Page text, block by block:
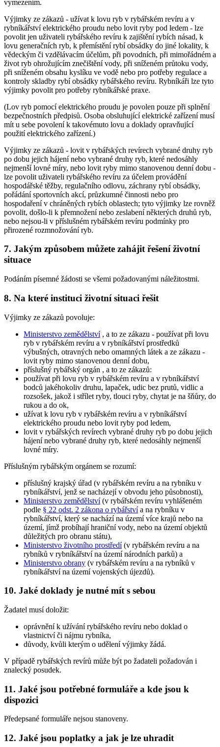
vymezením.
Výjimky ze zákazů - užívat k lovu ryb v rybářském revíru a v
rybníkářství elektrického proudu nebo lovit ryby pod ledem - lze
povolit jen uživateli rybářského revíru k zajištění rybích násad, k
lovu generačních ryb, k přemístění rybí obsádky do jiné lokality, k
vědeckým či vzdělávacím účelům, při povodních, při mimořádném a
život ryb ohrožujícím znečištění vody, při sníženém průtoku vody,
při sníženém obsahu kyslíku ve vodě nebo pro potřeby regulace a
kontroly skladby rybí obsádky rybářského revíru. Rybníkáři lze tyto
výjimky povolit pro potřeby rybníkářské praxe.
(Lov ryb pomocí elektrického proudu je povolen pouze při splnění
bezpečnostních předpisů. Osoba obsluhující elektrické zařízení musí
mít u sebe povolení k takovémuto lovu a doklady opravňující
použití elektrického zařízení.)
Výjimky ze zákazů - lovit v rybářských revírech vybrané druhy ryb
po dobu jejich hájení nebo vybrané druhy ryb, které nedosáhly
nejmenší lovné míry, nebo lovit ryby mimo stanovenou denní dobu -
lze povolit uživateli rybářského revíru za účelem provádění
hospodářské těžby, regulačního odlovu, záchrany rybí obsádky,
pořádání sportovních akcí, průzkumné činnosti nebo pro
hospodaření v chráněných rybích oblastech; tyto výjimky lze rovněž
povolit, došlo-li k přemnožení nebo zeslabení některých druhů ryb,
nebo nejsou-li v příslušném rybářském revíru podmínky pro
přirozené rozmnožování ryb.
7. Jakým způsobem můžete zahájit řešení životní
situace
Podáním písemné žádosti se všemi požadovanými náležitostmi.
8. Na které instituci životní situaci řešit
Výjimky ze zákazů povoluje:
Ministerstvo zemědělství, a to ze zákazu - používat při lovu
ryb v rybářském revíru a v rybníkářství prostředků
výbušných, otravných nebo omamných látek a ze zákazu -
lovit ryby mimo stanovenou denní dobu,
příslušný rybářský orgán , a to ze zákazů:
používat při lovu ryb v rybářském revíru a v rybníkářství
bodců jakéhokoliv druhu, lapaček, udic bez prutů, vidlic a
rozsošek, jakož i střílet ryby, tlouci ryby, chytat je na šňůry, do
rukou a do ok,
užívat k lovu ryb v rybářském revíru a v rybníkářství
elektrického proudu nebo lovit ryby pod ledem,
lovit v rybářských revírech vybrané druhy ryb po dobu jejich
hájení nebo vybrané druhy ryb, které nedosáhly nejmenší
lovné míry.
Příslušným rybářským orgánem se rozumí:
příslušný krajský úřad (v rybářském revíru a na rybníku v
rybníkářství, jenž se nacházejí v obvodu jeho působnosti),
Ministerstvo zemědělství(v rybářském revíru vyhlášeném
podle § 22 odst. 2 zákona o rybářstvía na rybníku v
rybníkářství, který se nachází na území více krajů nebo na
území, jímž probíhají hraniční vody, nebo na území objektů
důležitých pro obranu státu),
Ministerstvo životního prostředí(v rybářském revíru a na
rybníků v rybníkářství na území národních parků) a
Ministerstvo obrany (v rybářském revíru a na rybníků v
rybníkářství na území vojenských újezdů).
10. Jaké doklady je nutné mít s sebou
Žadatel musí doložit:
oprávnění k užívání rybářského revíru nebo doklad o
vlastnictví či nájmu rybníka,
důvody, kvůli kterým o udělení výjimky žádá.
V případě rybářských revírů může být po žadateli požadován i
znalecký posudek.
11. Jaké jsou potřebné formuláře a kde jsou k
dispozici
Předepsané formuláře nejsou stanoveny.
12. Jaké jsou poplatky a jak je lze uhradit